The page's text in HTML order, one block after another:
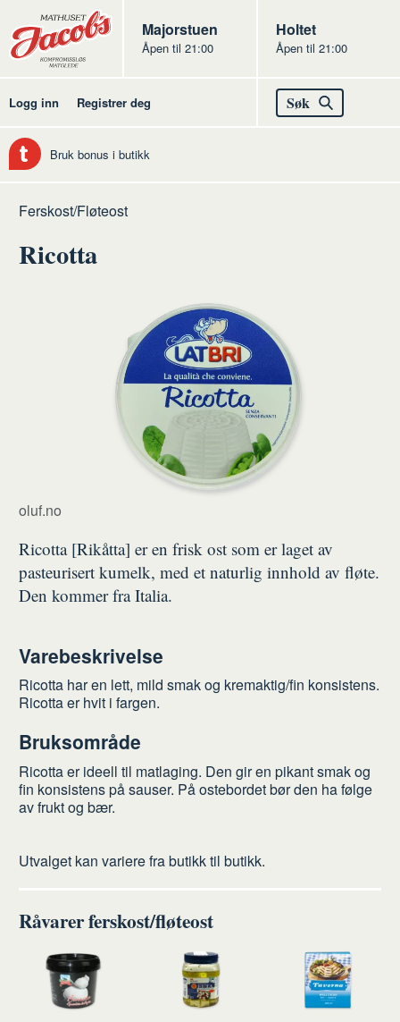
Butikker
Jacobs
Majorstuen
Åpen til 21:00
Jacobs
Holtet
Åpen til 21:00
Logg inn Registrer deg Søk
Bruk bonus i butikk
Hjem
Ost
Råvarer
Ferskost/Fløteost
Ricotta
oluf.no
Ricotta [Rikåtta] er en frisk ost som er laget av
pasteurisert kumelk, med et naturlig innhold av fløte.
Den kommer fra Italia.
Varebeskrivelse
Ricotta har en lett, mild smak og kremaktig/fin konsistens.
Ricotta er hvit i fargen.
Bruksområde
Ricotta er ideell til matlaging. Den gir en pikant smak og
fin konsistens på sauser. På ostebordet bør den ha følge
av frukt og bær.
Utvalget kan variere fra butikk til butikk.
Råvarer ferskost/fløteost